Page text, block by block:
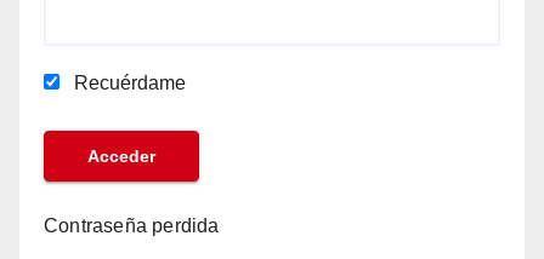
Recuérdame
Contraseña perdida